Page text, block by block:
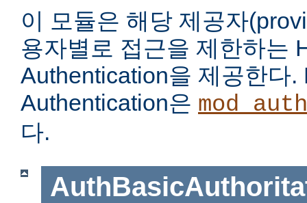
이 모듈은 해당 제공자
용자별로 접근을 제한하는
Authentication을 제공한다.
Authentication은
다.